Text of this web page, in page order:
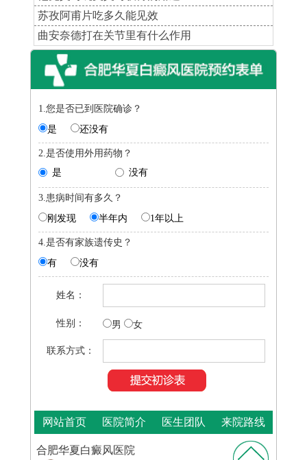
苏孜阿甫片吃多久能见效
曲安奈德打在关节里有什么作用
1.您是否已到医院确诊？
是
还没有
2.是否使用外用药物？
是
没有
3.患病时间有多久？
刚发现
半年内 1年以上
4.是否有家族遗传史？
有
没有
姓名：
性别： 男 女
联系方式：
网站首页 医院简介 医生团队 来院路线
合肥华夏白癜风医院